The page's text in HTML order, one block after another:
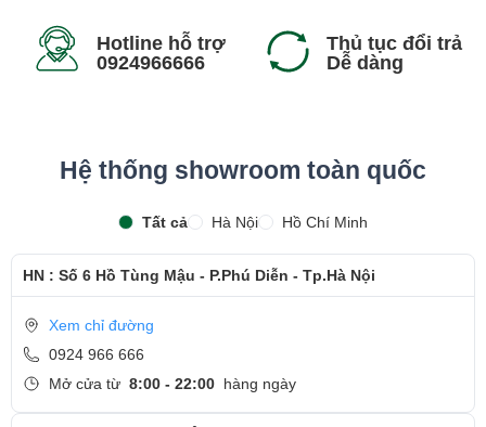
Hotline hỗ trợ
0924966666
Thủ tục đổi trả
Dễ dàng
Hệ thống showroom toàn quốc
Tất cả Hà Nội Hồ Chí Minh
HN : Số 6 Hồ Tùng Mậu - P.Phú Diễn - Tp.Hà Nội
Xem chỉ đường
0924 966 666
Mở cửa từ 8:00 - 22:00 hàng ngày